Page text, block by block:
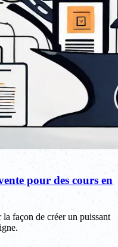
pour des cours en
façon de créer un puissant